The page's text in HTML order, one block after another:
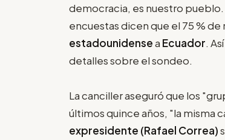
democracia, es nuestro pueblo.
encuestas dicen que el 75 %
estadounidensea Ecuador.
detalles sobre el sondeo.
La canciller aseguró que los
últimos quince años, "la misma
expresidente (Rafael Correa)